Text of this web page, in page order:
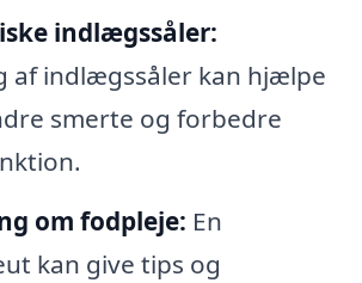
indlægssåler:
af indlægssåler kan hjælpe
smerte og forbedre
om fodpleje: En
kan give tips og